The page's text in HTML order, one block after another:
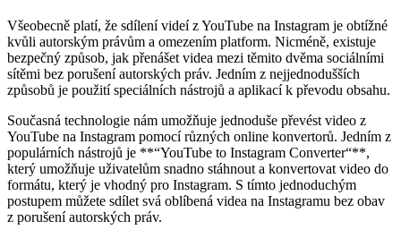
Všeobecně platí, že sdílení videí z YouTube na Instagram je obtížné
kvůli autorským právům a omezením platform. Nicméně, existuje
bezpečný způsob, jak přenášet videa mezi těmito dvěma sociálními
sítěmi bez porušení autorských práv. Jedním z nejjednodušších
způsobů je použití speciálních nástrojů a aplikací k převodu obsahu.
Současná technologie nám umožňuje jednoduše převést video z
YouTube na Instagram pomocí různých online konvertorů. Jedním z
populárních nástrojů je **“YouTube to Instagram Converter“**,
který umožňuje uživatelům snadno stáhnout a konvertovat video do
formátu, který je vhodný pro Instagram. S tímto jednoduchým
postupem můžete sdílet svá oblíbená videa na Instagramu bez obav
z porušení autorských práv.